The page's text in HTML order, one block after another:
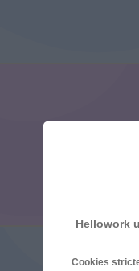
Hellowork
Cookies